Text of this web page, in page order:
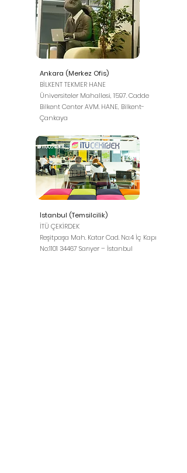
Ankara (Merkez Ofis)
BİLKENT TEKMER HANE
Üniversiteler Mahallesi, 1597. Cadde
Bilkent Center AVM. HANE, Bilkent-
Çankaya
İstanbul (Temsilcilik)
İTÜ ÇEKİRDEK
Reşitpaşa Mah. Katar Cad. No:4 İç Kapı
No:1101 34467 Sarıyer – İstanbul